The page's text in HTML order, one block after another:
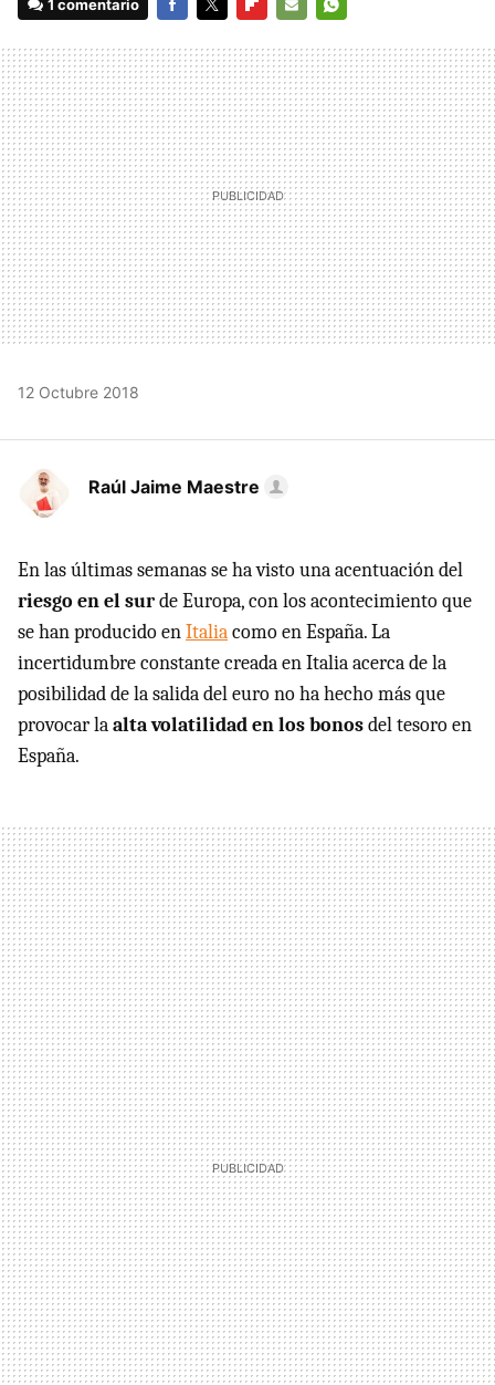
1 comentario
MAIL
12 Octubre 2018
Raúl Jaime Maestre
En las últimas semanas se ha visto una acentuación del
riesgo en el surde Europa, con los acontecimiento que
se han producido enItaliacomo en España. La
incertidumbre constante creada en Italia acerca de la
posibilidad de la salida del euro no ha hecho más que
provocar laalta volatilidad en los bonosdel tesoro en
España.